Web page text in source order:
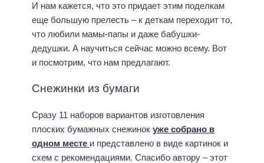
И нам кажется, что это придает этим поделкам
еще большую прелесть – к деткам переходит то,
что любили мамы-папы и даже бабушки-
дедушки. А научиться сейчас можно всему. Вот
и посмотрим, что нам предлагают.
Снежинки из бумаги
Сразу 11 наборов вариантов изготовления
плоских бумажных снежинок уже собрано в
одном месте и представлено в виде картинок и
схем с рекомендациями. Спасибо автору – этот